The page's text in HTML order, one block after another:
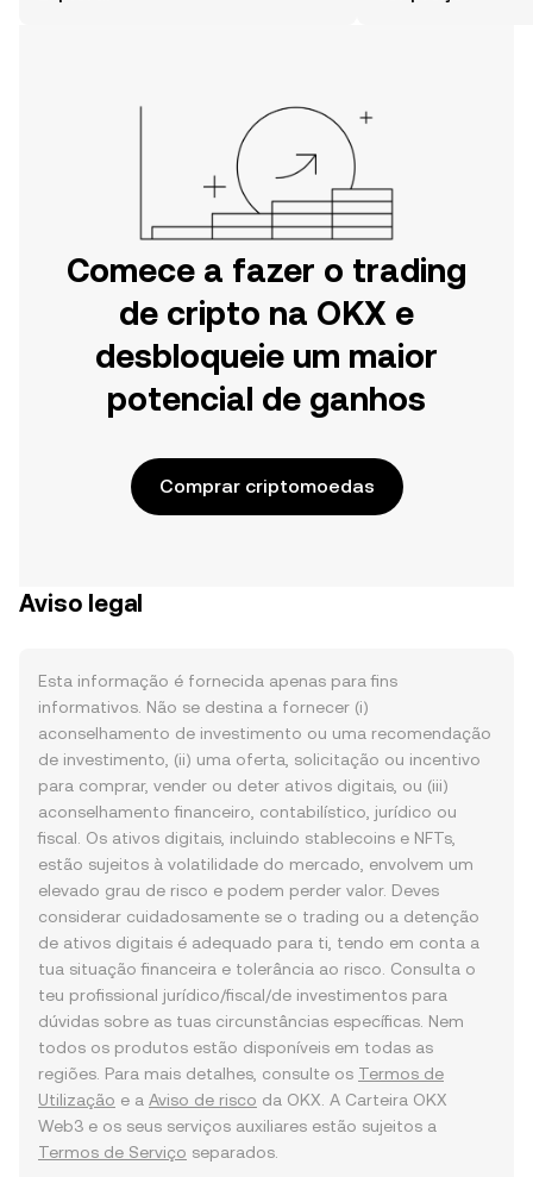
Comece a fazer o trading
de cripto na OKX e
desbloqueie um maior
potencial de ganhos
Comprar criptomoedas
Aviso legal
Esta informação é fornecida apenas para fins
informativos. Não se destina a fornecer (i)
aconselhamento de investimento ou uma recomendação
de investimento, (ii) uma oferta, solicitação ou incentivo
para comprar, vender ou deter ativos digitais, ou (iii)
aconselhamento financeiro, contabilístico, jurídico ou
fiscal. Os ativos digitais, incluindo stablecoins e NFTs,
estão sujeitos à volatilidade do mercado, envolvem um
elevado grau de risco e podem perder valor. Deves
considerar cuidadosamente se o trading ou a detenção
de ativos digitais é adequado para ti, tendo em conta a
tua situação financeira e tolerância ao risco. Consulta o
teu profissional jurídico/fiscal/de investimentos para
dúvidas sobre as tuas circunstâncias específicas. Nem
todos os produtos estão disponíveis em todas as
regiões. Para mais detalhes, consulte os Termos de
Utilização e a Aviso de risco da OKX. A Carteira OKX
Web3 e os seus serviços auxiliares estão sujeitos a
Termos de Serviço separados.